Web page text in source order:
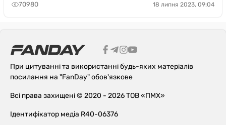
70980 18 липня 2023, 09:04
При цитуванні та використанні будь-яких матеріалів
посилання на "FanDay" обов'язкове
Всі права захищені © 2020 - 2026 ТОВ «ПМХ»
Ідентифікатор медіа R40-06376